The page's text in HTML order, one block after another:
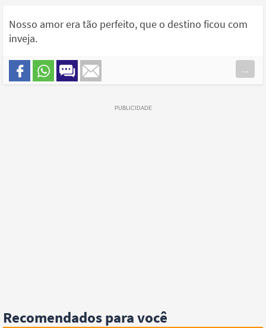
Nosso amor era tão perfeito, que o destino ficou com
inveja.
...
Recomendados para você